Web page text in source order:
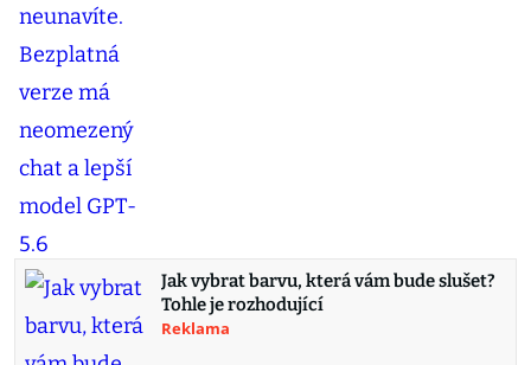
Jak vybrat barvu, která vám bude slušet?
Tohle je rozhodující
Reklama